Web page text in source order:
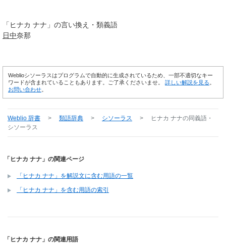
「 ヒナカ ナナ 」の言い換え・類義語
日中奈那
Weblioシソーラスはプログラムで自動的に生成されているため、一部不適切なキー
ワードが含まれていることもあります。ご了承くださいませ。 詳しい解説を見る
お問い合わせ
Weblio 辞書 > 類語辞典 > シソーラス > ヒナカ ナナの同義語・
シソーラス
「ヒナカ ナナ」の関連ページ
「ヒナカ ナナ」を解説文に含む用語の一覧
「ヒナカ ナナ」を含む用語の索引
「ヒナカ ナナ」の関連用語